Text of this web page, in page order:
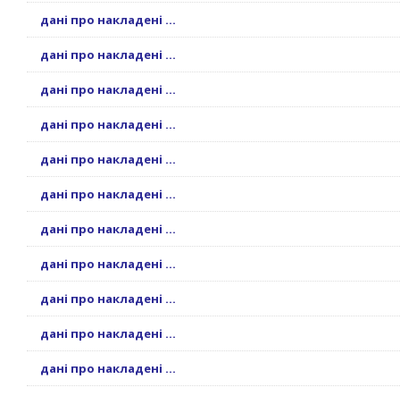
дані про накладені ...
дані про накладені ...
дані про накладені ...
дані про накладені ...
дані про накладені ...
дані про накладені ...
дані про накладені ...
дані про накладені ...
дані про накладені ...
дані про накладені ...
дані про накладені ...